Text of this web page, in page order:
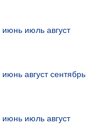
июнь июль август
июнь август сентябрь
июнь июль август